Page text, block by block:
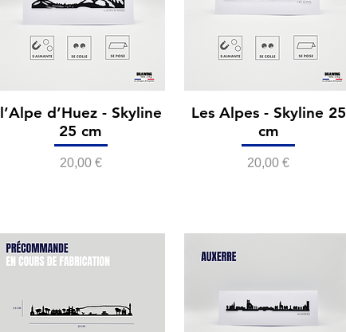
l’Alpe d’Huez - Skyline
25 cm
Prix
20,00 €
Les Alpes - Skyline 25
cm
Prix
20,00 €